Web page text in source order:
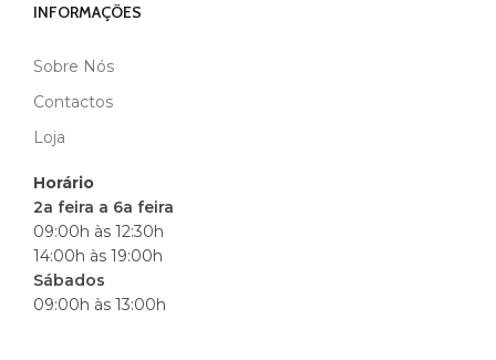
MARCA
INFORMAÇÕES
Sobre Nós
Contactos
Loja
Horário
2a feira a 6a feira
09:00h às 12:30h
14:00h às 19:00h
Sábados
09:00h às 13:00h